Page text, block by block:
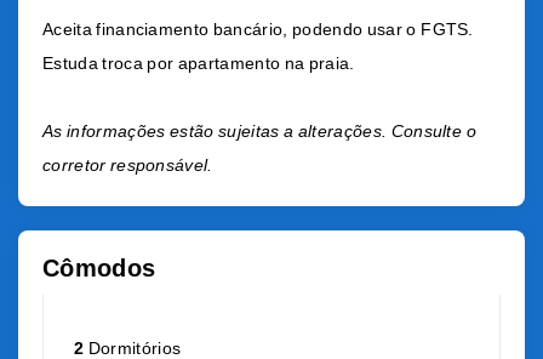
Aceita financiamento bancário, podendo usar o FGTS.
Estuda troca por apartamento na praia.
As informações estão sujeitas a alterações. Consulte o
corretor responsável.
Cômodos
2 Dormitórios